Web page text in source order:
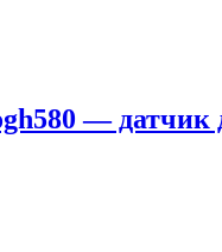
— датчик